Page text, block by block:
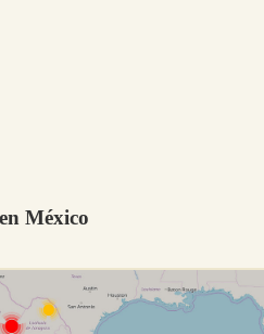
México